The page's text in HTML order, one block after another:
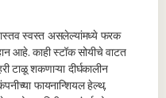
स्वस्त असलेल्यांमध्ये फरक
आहे. काही स्टॉक सोयीचे वाटत
शकणाऱ्या दीर्घकालीन
फायनान्शियल हेल्थ,